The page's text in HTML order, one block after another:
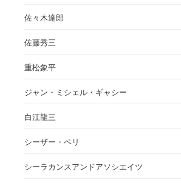
佐々木達郎
佐藤秀三
重松象平
ジャン・ミシェル・ギャシー
白江龍三
シーザー・ペリ
シーラカンスアンドアソシエイツ